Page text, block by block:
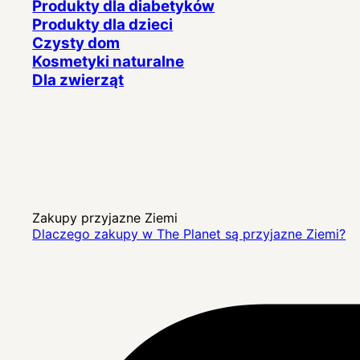
Produkty dla diabetyków
Produkty dla dzieci
Czysty dom
Kosmetyki naturalne
Dla zwierząt
Zakupy przyjazne Ziemi
Dlaczego zakupy w The Planet są przyjazne Ziemi?